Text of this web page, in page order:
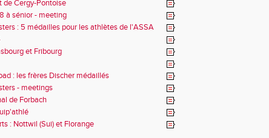
de Cergy-Pontoise
à sénior - meeting
: 5 médailles pour les athlètes de l'ASSA
et Fribourg
: les frères Discher médaillés
- meetings
de Forbach
: Nottwil (Sui) et Florange